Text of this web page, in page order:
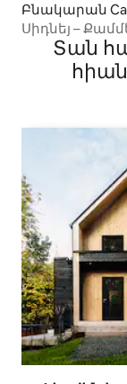
Բնակարան
Սիդնեյ –
Տան